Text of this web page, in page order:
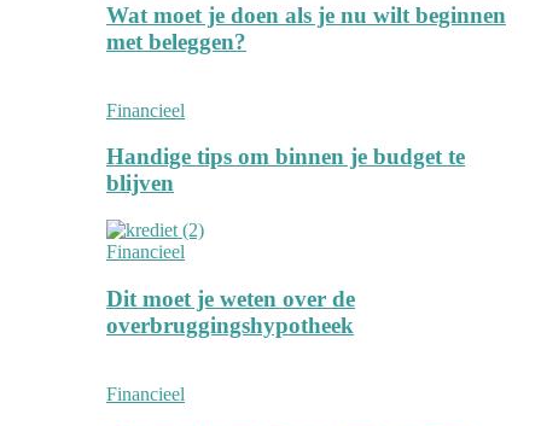
Wat moet je doen als je nu wilt beginnen
met beleggen?
Financieel
Handige tips om binnen je budget te
blijven
Financieel
Dit moet je weten over de
overbruggingshypotheek
Financieel